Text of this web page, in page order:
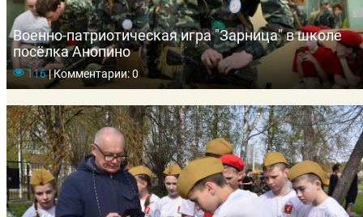
Военно-патриотическая игра "Зарница" в школе
посёлка Анопино
116|Комментарии: 0